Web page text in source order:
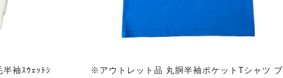
袖ｽｳｪｯﾄｼ
※アウトレット品 丸胴半袖ポケットTシャツ ブ